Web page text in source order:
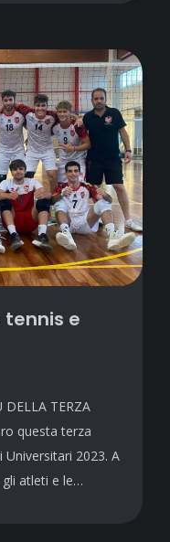
tennis e
DELLA TERZA
questa terza
2023. A
atleti e le…